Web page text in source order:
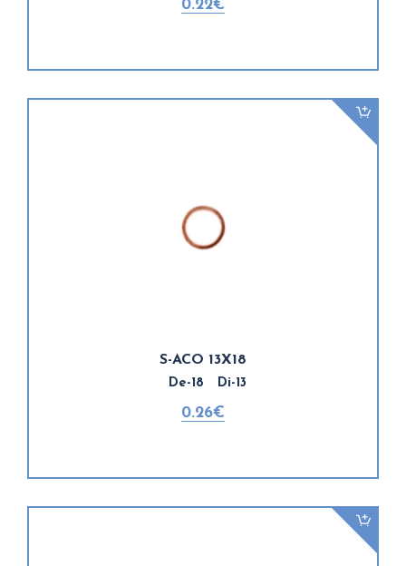
0.22€
S-ACO 13X18
De-18 Di-13
0.26€